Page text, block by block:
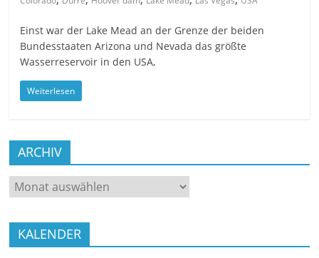
Einst war der Lake Mead an der Grenze der beiden
Bundesstaaten Arizona und Nevada das größte
Wasserreservoir in den USA,
Weiterlesen
ARCHIV
ARCHIV
KALENDER